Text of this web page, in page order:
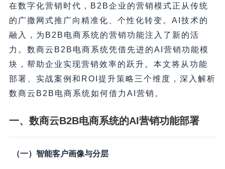
在数字化营销时代，B2B企业的营销模式正从传统
的广撒网式推广向精准化、个性化转变。AI技术的
融入，为B2B电商系统的营销功能注入了新的活
力。数商云B2B电商系统凭借先进的AI营销功能模
块，帮助企业实现营销效率的跃升。本文将从功能
部署、实战案例和ROI提升策略三个维度，深入解析
数商云B2B电商系统如何借力AI营销。
一、数商云B2B电商系统的AI营销功能部署
（一）智能客户画像与分层